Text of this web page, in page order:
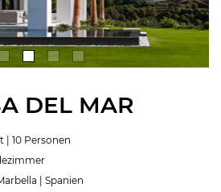
DEL MAR
| 10 Personen
| Spanien